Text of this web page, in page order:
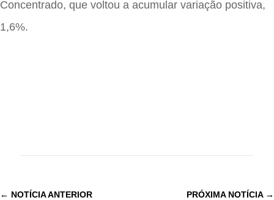
Concentrado, que voltou a acumular variação positiva,
1,6%.
← NOTÍCIA ANTERIOR PRÓXIMA NOTÍCIA→